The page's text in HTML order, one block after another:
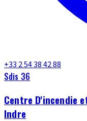
+33 2 54 38 42 88
Sdis 36
Centre D'incendie
Indre